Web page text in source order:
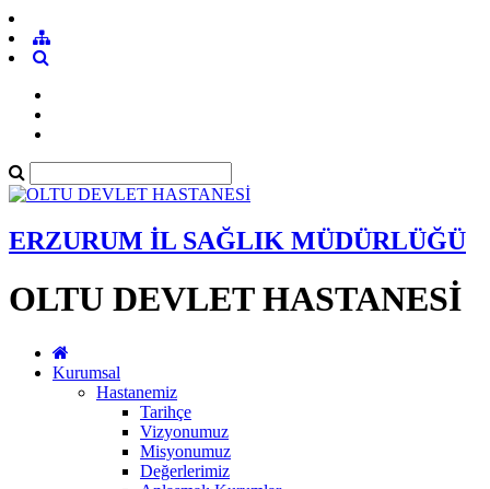
ERZURUM İL SAĞLIK MÜDÜRLÜĞÜ
OLTU DEVLET HASTANESİ
Kurumsal
Hastanemiz
Tarihçe
Vizyonumuz
Misyonumuz
Değerlerimiz